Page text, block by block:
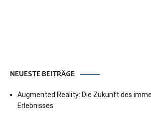
NEUESTE BEITRÄGE
Augmented Reality: Die Zukunft des
Erlebnisses